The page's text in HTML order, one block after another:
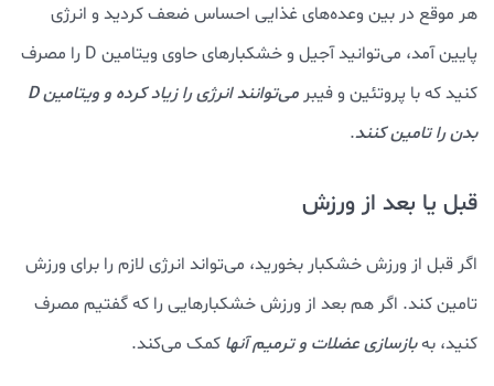
هر موقع در بین وعده‌های غذایی احساس ضعف کردید و انرژی
پایین آمد، می‌توانید آجیل و خشکبارهای حاوی ویتامین D را مصرف
کنید که با پروتئین و فیبر
می‌توانند انرژی را زیاد کرده و ویتامین D
بدن را تامین کنند.
قبل یا بعد از ورزش
اگر قبل از ورزش خشکبار بخورید، می‌تواند انرژی لازم را برای ورزش
تامین کند. اگر هم بعد از ورزش خشکبارهایی را که گفتیم مصرف
کنید، بهبازسازی عضلات و ترمیم آنها کمک می‌کند.